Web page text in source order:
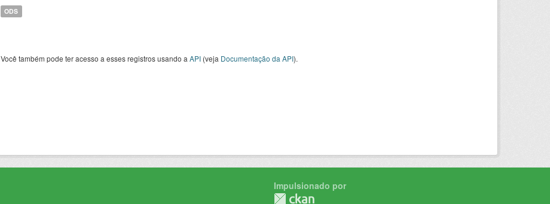
ODS
Você também pode ter acesso a esses registros usando a API (veja Documentação da API).
Impulsionado por